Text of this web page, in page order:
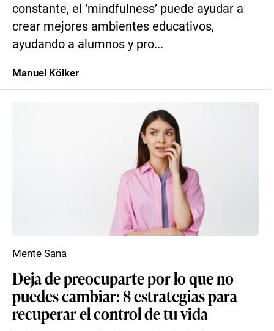
constante, el ‘mindfulness’ puede ayudar a
crear mejores ambientes educativos,
ayudando a alumnos y pro...
Manuel Kölker
Deja de preocuparte por lo que no
puedes cambiar: 8 estrategias para
recuperar el control de tu vida
Mente Sana